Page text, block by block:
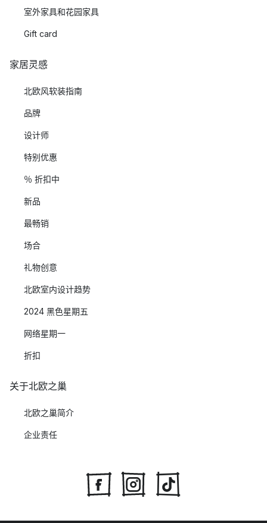
室外家具和花园家具
Gift card
家居灵感
北欧风软装指南
品牌
设计师
特别优惠
％ 折扣中
新品
最畅销
场合
礼物创意
北欧室内设计趋势
2024 黑色星期五
网络星期一
折扣
关于北欧之巢
北欧之巢简介
企业责任